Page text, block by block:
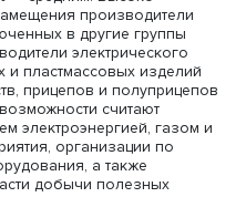
промышленных
первой половине 2023
для выпуска
причем 25%
для ее производства,
предприятий не имеют
с ответом.